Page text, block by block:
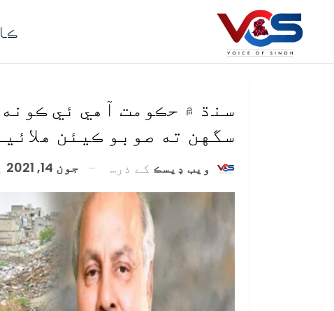
سنڌ ۾ حڪومت آهي ئي
سگهن ته صوبو ڪيئن
ويب ڊيسڪ کے ذریعہ جون 14, 2021